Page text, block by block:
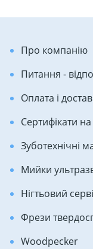
Про компанію
Питання -
Оплата і
Сертифікати
Зуботехнічні
Мийки
Нігтьовий
Фрези
Woodpecker